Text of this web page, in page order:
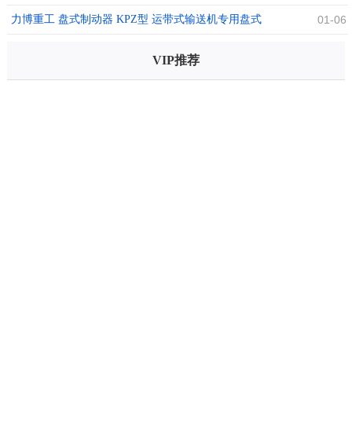
酯清扫器
力博重工 盘式制动器 KPZ型 运带式输送机专用盘式 01-06
VIP推荐